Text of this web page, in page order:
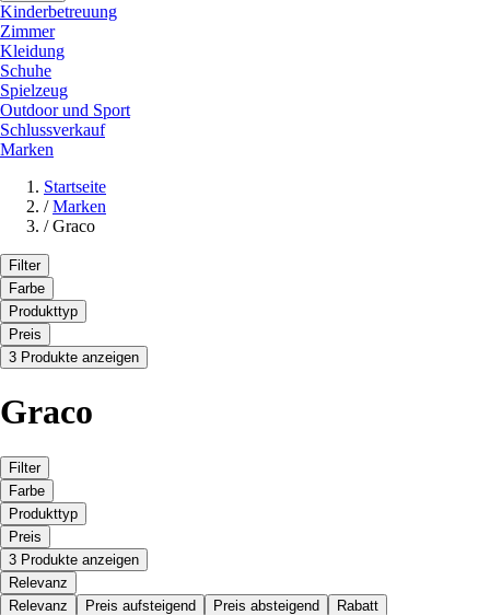
Kinderbetreuung
Zimmer
Kleidung
Schuhe
Spielzeug
Outdoor und Sport
Schlussverkauf
Marken
Startseite
/ Marken
/ Graco
Filter
Farbe
Produkttyp
Preis
3 Produkte anzeigen
Graco
Filter
Farbe
Produkttyp
Preis
3 Produkte anzeigen
Relevanz
Relevanz
Preis aufsteigend Preis absteigend Rabatt